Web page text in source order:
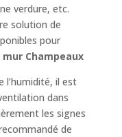
verdure, etc.
solution de
pour
Champeaux
l’humidité, il est
dans
les signes
de